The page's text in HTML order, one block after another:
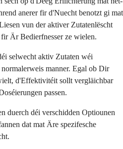
anerer fir d'Nuecht benotzt gi mat
vun der aktiver Zutatenlëscht
Är Bedierfnesser ze wielen.
selwecht aktiv Zutaten wéi
manner. Egal ob Dir
d'Effektivitéit sollt vergläichbar
passen.
duerch déi verschidden Optiounen
dat mat Äre spezifesche